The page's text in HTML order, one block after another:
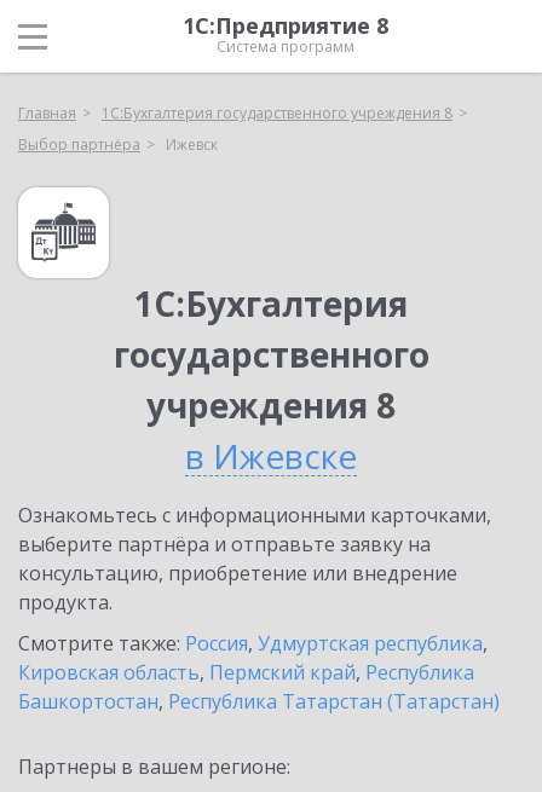
1С:Предприятие 8
Система программ
Главная
1С:Бухгалтерия государственного учреждения 8
Выбор партнёра
Ижевск
1С:Бухгалтерия
государственного
учреждения 8
в Ижевске
Ознакомьтесь с информационными карточками,
выберите партнёра и отправьте заявку на
консультацию, приобретение или внедрение
продукта.
Смотрите также: Россия, Удмуртская республика,
Кировская область, Пермский край, Республика
Башкортостан, Республика Татарстан (Татарстан)
Партнеры в вашем регионе: